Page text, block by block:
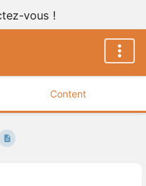
vous !
Content